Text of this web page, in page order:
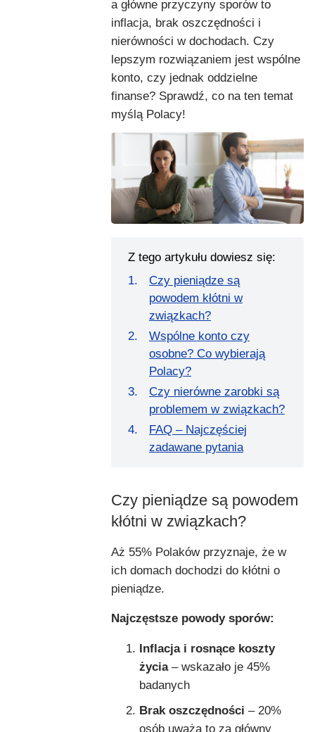
a główne przyczyny sporów to
inflacja, brak oszczędności i
nierówności w dochodach. Czy
lepszym rozwiązaniem jest wspólne
konto, czy jednak oddzielne
finanse? Sprawdź, co na ten temat
myślą Polacy!
Z tego artykułu dowiesz się:
Czy pieniądze są
powodem kłótni w
związkach?
Wspólne konto czy
osobne? Co wybierają
Polacy?
Czy nierówne zarobki są
problemem w związkach?
FAQ – Najczęściej
zadawane pytania
Czy pieniądze są powodem
kłótni w związkach?
Aż 55% Polaków przyznaje, że w
ich domach dochodzi do kłótni o
pieniądze.
Najczęstsze powody sporów:
Inflacja i rosnące koszty
życia– wskazało je 45%
badanych
Brak oszczędności – 20%
osób uważa to za główny